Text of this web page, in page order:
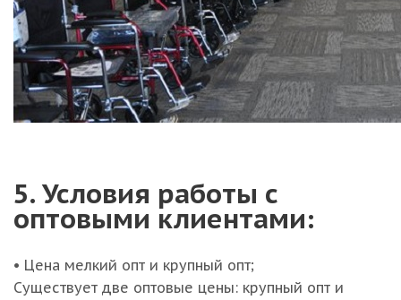
5. Условия работы с
оптовыми клиентами:
• Цена мелкий опт и крупный опт;
Существует две оптовые цены: крупный опт и